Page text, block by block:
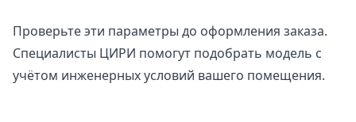
Проверьте эти параметры до оформления заказа.
Специалисты ЦИРИ помогут подобрать модель с
учётом инженерных условий вашего помещения.